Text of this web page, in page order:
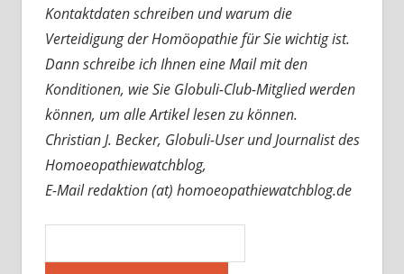
Kontaktdaten schreiben und warum die
Verteidigung der Homöopathie für Sie wichtig ist.
Dann schreibe ich Ihnen eine Mail mit den
Konditionen, wie Sie Globuli-Club-Mitglied werden
können, um alle Artikel lesen zu können.
Christian J. Becker, Globuli-User und Journalist des
Homoeopathiewatchblog,
E-Mail redaktion (at) homoeopathiewatchblog.de